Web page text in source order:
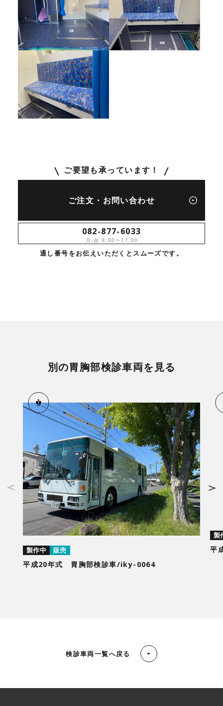
ご要望も承っています！
ご注文・お問い合わせ
082-877-6033
月-金 8:00〜17:00
通し番号をお伝えいただくとスムーズです。
別の胃胸部検診車両を見る
製作中 販売
平成20年式 胃胸部検診車/iky-0064
製
平
検診車両一覧へ戻る